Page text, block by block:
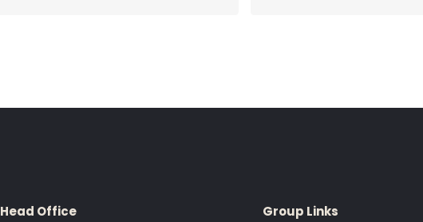
Head Office Group Links